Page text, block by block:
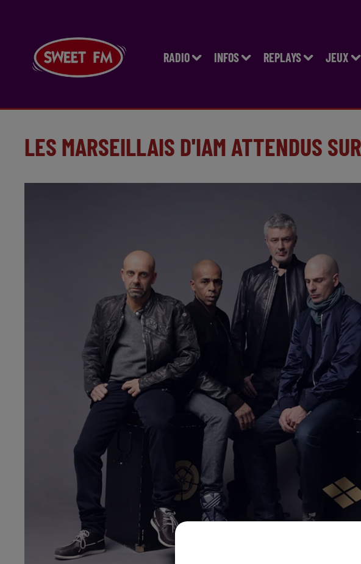
RADIO INFOS REPLAYS JEUX
LES MARSEILLAIS D'IAM ATTENDUS